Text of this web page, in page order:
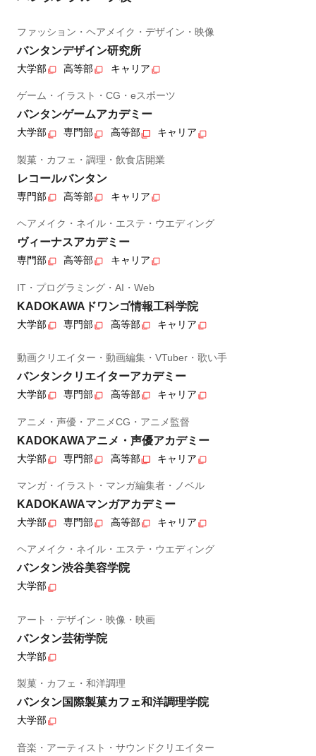
ファッション・ヘアメイク・デザイン・映像
バンタンデザイン研究所
大学部 高等部 キャリア
ゲーム・イラスト・CG・eスポーツ
バンタンゲームアカデミー
大学部 専門部 高等部 キャリア
製菓・カフェ・調理・飲食店開業
レコールバンタン
専門部 高等部 キャリア
ヘアメイク・ネイル・エステ・ウエディング
ヴィーナスアカデミー
専門部 高等部 キャリア
IT・プログラミング・AI・Web
KADOKAWAドワンゴ情報工科学院
大学部 専門部 高等部 キャリア
動画クリエイター・動画編集・VTuber・歌い手
バンタンクリエイターアカデミー
大学部 専門部 高等部 キャリア
アニメ・声優・アニメCG・アニメ監督
KADOKAWAアニメ・声優アカデミー
大学部 専門部 高等部 キャリア
マンガ・イラスト・マンガ編集者・ノベル
KADOKAWAマンガアカデミー
大学部 専門部 高等部 キャリア
ヘアメイク・ネイル・エステ・ウエディング
バンタン渋谷美容学院
大学部
アート・デザイン・映像・映画
バンタン芸術学院
大学部
製菓・カフェ・和洋調理
バンタン国際製菓カフェ和洋調理学院
大学部
音楽・アーティスト・サウンドクリエイター